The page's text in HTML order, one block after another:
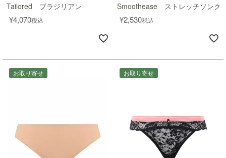
Tailored ブラジリアン
¥4,070税込
Smoothease ストレッチソング
¥2,530税込
お取り寄せ お取り寄せ